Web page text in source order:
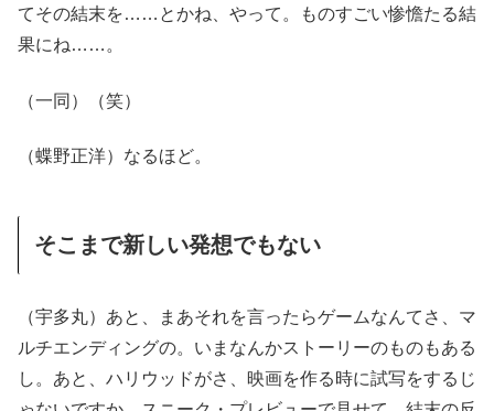
てその結末を……とかね、やって。ものすごい惨憺たる結
果にね……。
（一同）（笑）
（蝶野正洋）なるほど。
そこまで新しい発想でもない
（宇多丸）あと、まあそれを言ったらゲームなんてさ、マ
ルチエンディングの。いまなんかストーリーのものもある
し。あと、ハリウッドがさ、映画を作る時に試写をするじ